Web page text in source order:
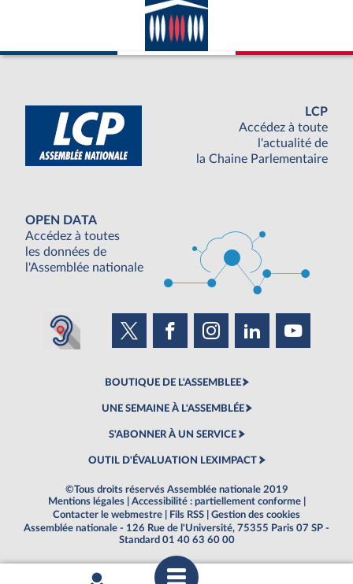
LCP
Accédez à toute
l'actualité de
la Chaine Parlementaire
OPEN DATA
Accédez à toutes
les données de
l'Assemblée nationale
BOUTIQUE DE L'ASSEMBLEE
UNE SEMAINE À L'ASSEMBLÉE
S'ABONNER À UN SERVICE
OUTIL D'ÉVALUATION LEXIMPACT
©Tous droits réservés Assemblée nationale 2019
Mentions légales
Accessibilité : partiellement conforme
Contacter le webmestre
Fils RSS
Gestion des cookies
Assemblée nationale - 126 Rue de l'Université, 75355 Paris 07 SP -
Standard 01 40 63 60 00